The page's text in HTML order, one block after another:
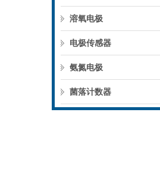
溶氧电极
电极传感器
氨氮电极
菌落计数器